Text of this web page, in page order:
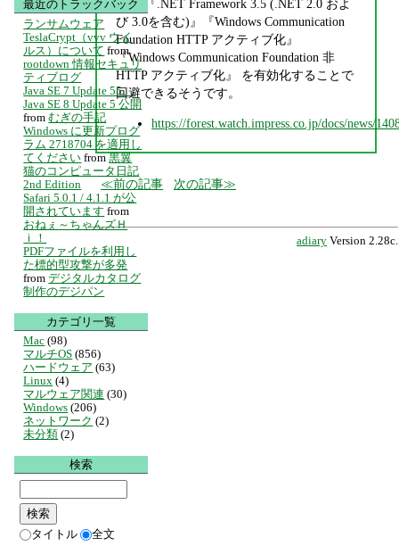
す。 『.NET Framework 3.5 (.NET 2.0 およ
び 3.0を含む)』『Windows Communication
Foundation HTTP アクティブ化』
『Windows Communication Foundation 非
HTTP アクティブ化』 を有効化することで
回避できるそうです。
https://forest.watch.impress.co.jp/docs/news/
前の記事 次の記事
adiary Version 2.28c.
最近のトラックバック
ランサムウェア
TeslaCrypt（vvv ウイ
ルス）について from
rootdown 情報セキュリ
ティブログ
Java SE 7 Update 55、
Java SE 8 Update 5 公開
from むぎの手記
Windows に更新プログ
ラム 2718704 を適用し
てください from 黒翼
猫のコンピュータ日記
2nd Edition
Safari 5.0.1 / 4.1.1 が公
開されています from
おねぇ～ちゃんズＨ
ｉ！
PDFファイルを利用し
た標的型攻撃が多発
from デジタルカタログ
制作のデジパン
カテゴリ一覧
Mac (98)
マルチOS (856)
ハードウェア (63)
Linux (4)
マルウェア関連 (30)
Windows (206)
ネットワーク (2)
未分類 (2)
検索
タイトル 全文